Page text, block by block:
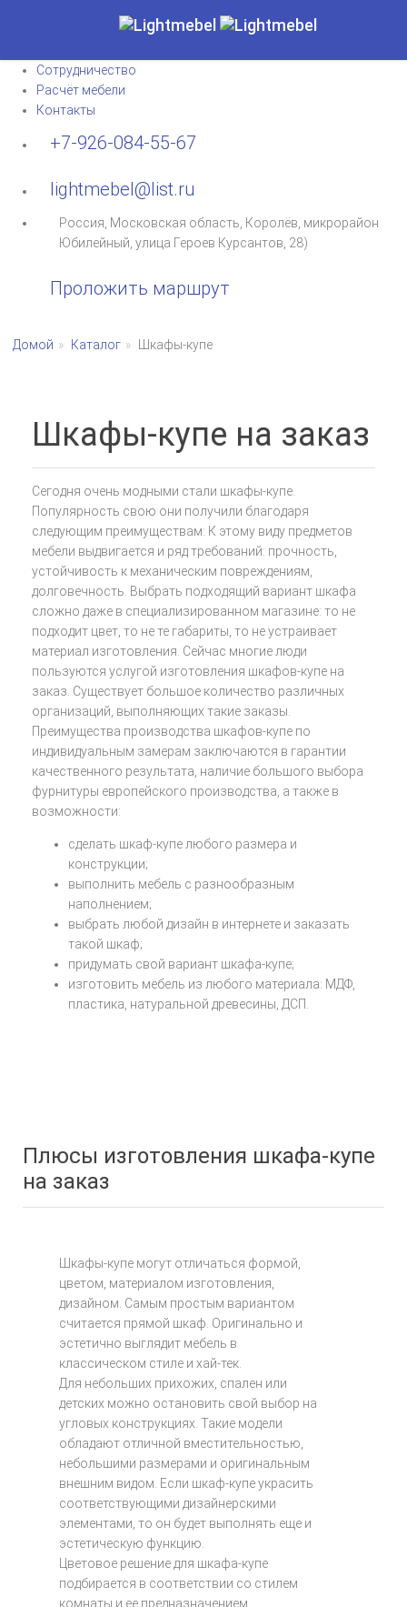
Сотрудничество
Расчёт мебели
Контакты
+7-926-084-55-67
lightmebel@list.ru
Россия, Московская область, Королёв, микрорайон
Юбилейный, улица Героев Курсантов, 28)
Проложить маршрут
Домой Каталог Шкафы-купе
Шкафы-купе на заказ
Сегодня очень модными стали шкафы-купе.
Популярность свою они получили благодаря
следующим преимуществам: К этому виду предметов
мебели выдвигается и ряд требований: прочность,
устойчивость к механическим повреждениям,
долговечность. Выбрать подходящий вариант шкафа
сложно даже в специализированном магазине: то не
подходит цвет, то не те габариты, то не устраивает
материал изготовления. Сейчас многие люди
пользуются услугой изготовления шкафов-купе на
заказ. Существует большое количество различных
организаций, выполняющих такие заказы.
Преимущества производства шкафов-купе по
индивидуальным замерам заключаются в гарантии
качественного результата, наличие большого выбора
фурнитуры европейского производства, а также в
возможности:
сделать шкаф-купе любого размера и
конструкции;
выполнить мебель с разнообразным
наполнением;
выбрать любой дизайн в интернете и заказать
такой шкаф;
придумать свой вариант шкафа-купе;
изготовить мебель из любого материала: МДФ,
пластика, натуральной древесины, ДСП.
Плюсы изготовления шкафа-купе
на заказ
Шкафы-купе могут отличаться формой,
цветом, материалом изготовления,
дизайном. Самым простым вариантом
считается прямой шкаф. Оригинально и
эстетично выглядит мебель в
классическом стиле и хай-тек.
Для небольших прихожих, спален или
детских можно остановить свой выбор на
угловых конструкциях. Такие модели
обладают отличной вместительностью,
небольшими размерами и оригинальным
внешним видом. Если шкаф-купе украсить
соответствующими дизайнерскими
элементами, то он будет выполнять еще и
эстетическую функцию.
Цветовое решение для шкафа-купе
подбирается в соответствии со стилем
комнаты и ее предназначением.